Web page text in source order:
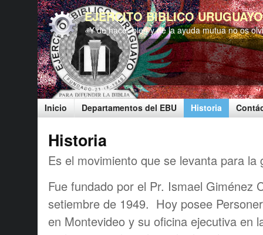
EJERCITO BIBLICO URUGUAYO
«Y de hacer bien y de la ayuda mutua no os
Inicio Departamentos del EBU Historia
Historia
Es el movimiento que se levanta para la
Fue fundado por el Pr. Ismael Giménez
setiembre de 1949. Hoy posee
en Montevideo y su oficina ejecutiva en